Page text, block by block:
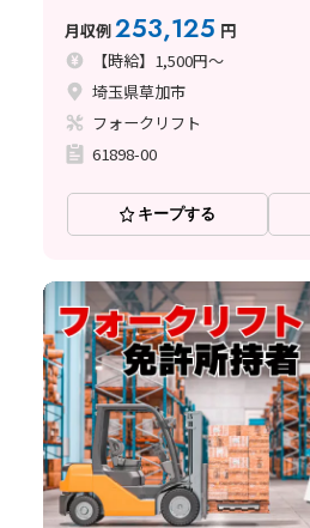
月収例253,125 円
【時給】1,500円～
埼玉県草加市
フォークリフト
61898-00
キープする